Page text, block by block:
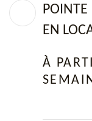
EN
À